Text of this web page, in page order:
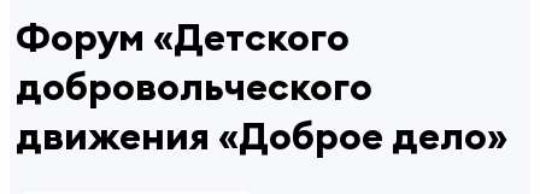
Форум «Детского
добровольческого
движения «Доброе дело»